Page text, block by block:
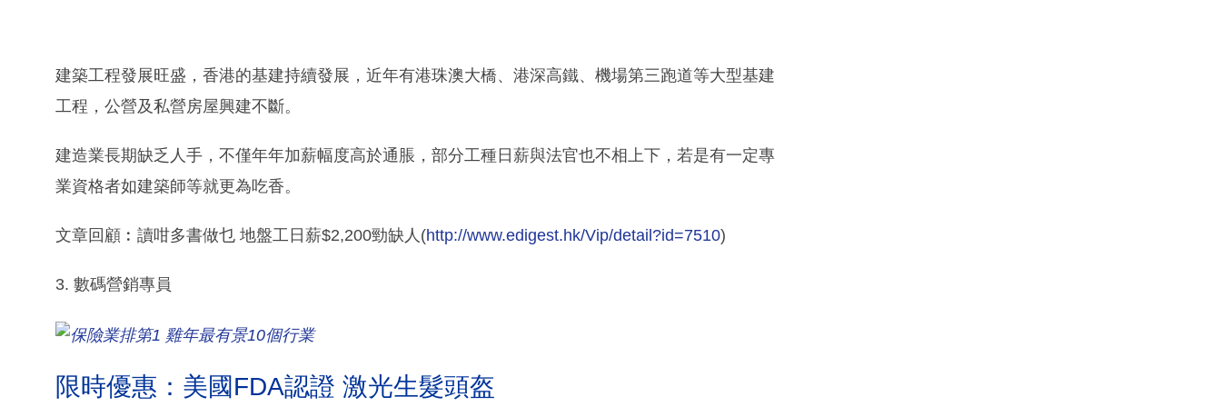
建築工程發展旺盛，香港的基建持續發展，近年有港珠澳大橋、港深高鐵、機場第三跑道等大型基建
工程，公營及私營房屋興建不斷。
建造業長期缺乏人手，不僅年年加薪幅度高於通脹，部分工種日薪與法官也不相上下，若是有一定專
業資格者如建築師等就更為吃香。
文章回顧︰讀咁多書做乜 地盤工日薪$2,200勁缺人(http://www.edigest.hk/Vip/detail?id=7510)
3. 數碼營銷專員
限時優惠：美國FDA認證 激光生髮頭盔